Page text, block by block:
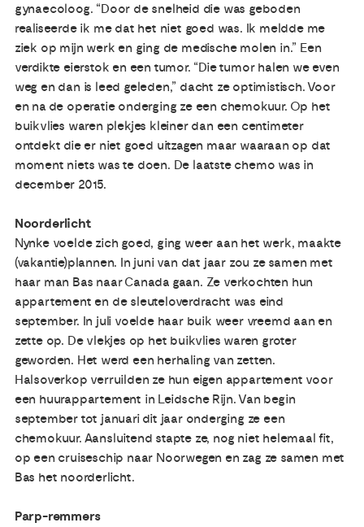
gynaecoloog. “Door de snelheid die was geboden
realiseerde ik me dat het niet goed was. Ik meldde me
ziek op mijn werk en ging de medische molen in.” Een
verdikte eierstok en een tumor. “Die tumor halen we even
weg en dan is leed geleden,” dacht ze optimistisch. Voor
en na de operatie onderging ze een chemokuur. Op het
buikvlies waren plekjes kleiner dan een centimeter
ontdekt die er niet goed uitzagen maar waaraan op dat
moment niets was te doen. De laatste chemo was in
december 2015.
Noorderlicht
Nynke voelde zich goed, ging weer aan het werk, maakte
(vakantie)plannen. In juni van dat jaar zou ze samen met
haar man Bas naar Canada gaan. Ze verkochten hun
appartement en de sleuteloverdracht was eind
september. In juli voelde haar buik weer vreemd aan en
zette op. De vlekjes op het buikvlies waren groter
geworden. Het werd een herhaling van zetten.
Halsoverkop verruilden ze hun eigen appartement voor
een huurappartement in Leidsche Rijn. Van begin
september tot januari dit jaar onderging ze een
chemokuur. Aansluitend stapte ze, nog niet helemaal fit,
op een cruiseschip naar Noorwegen en zag ze samen met
Bas het noorderlicht.
Parp-remmers